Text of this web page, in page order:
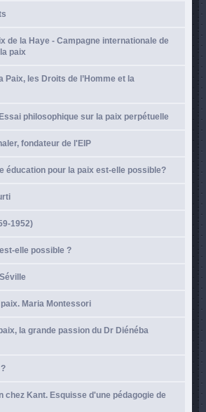
de la Haye - Campagne internationale de
paix
Paix, les Droits de l’Homme et la
philosophique sur la paix perpétuelle
fondateur de l'EIP
éducation pour la paix est-elle possible?
1952)
elle possible ?
paix. Maria Montessori
la grande passion du Dr Diénéba
chez Kant. Esquisse d'une pédagogie de